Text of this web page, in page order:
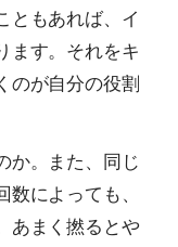
ともあれば、イ
ます。それをキ
のが自分の役割
か。また、同じ
によっても、
あまく撚るとや